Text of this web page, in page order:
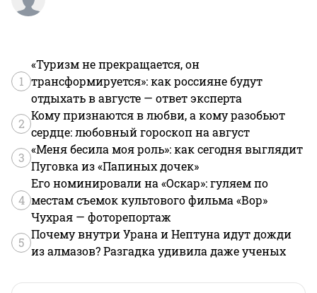
1
«Туризм не прекращается, он
трансформируется»: как россияне будут
отдыхать в августе — ответ эксперта
2
Кому признаются в любви, а кому разобьют
сердце: любовный гороскоп на август
3
«Меня бесила моя роль»: как сегодня выглядит
Пуговка из «Папиных дочек»
4
Его номинировали на «Оскар»: гуляем по
местам съемок культового фильма «Вор»
Чухрая — фоторепортаж
5
Почему внутри Урана и Нептуна идут дожди
из алмазов? Разгадка удивила даже ученых